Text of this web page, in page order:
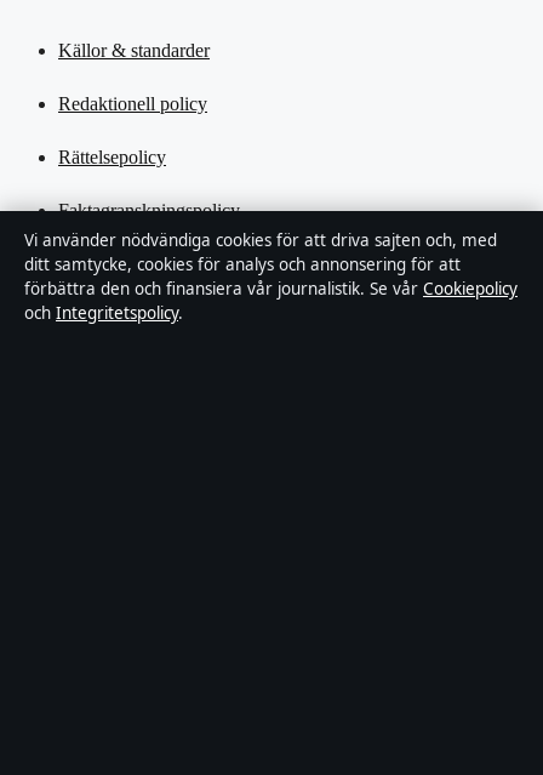
Källor & standarder
Redaktionell policy
Rättelsepolicy
Faktagranskningspolicy
Ägande & finansiering
Integritetspolicy
Vi använder nödvändiga cookies för att driva sajten och, med
ditt samtycke, cookies för analys och annonsering för att
förbättra den och finansiera vår journalistik. Se vår Cookiepolicy
och Integritetspolicy.